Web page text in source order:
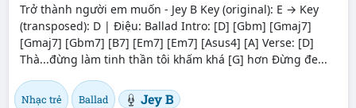
Trở thành người em muốn - Jey B Key (original): E → Key
(transposed): D | Điệu: Ballad Intro: [D] [Gbm] [Gmaj7]
[Gmaj7] [Gbm7] [B7] [Em7] [Em7] [Asus4] [A] Verse: [D]
Thà...đừng làm tinh thần tôi khấm khá [G] hơn Đừng đe...
Nhạc trẻ Ballad Jey B